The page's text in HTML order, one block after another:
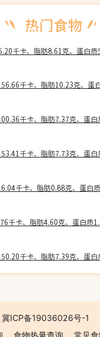
千卡、脂肪8.61克、蛋白
千卡、脂肪10.23克、蛋
千卡、脂肪7.37克、蛋
千卡、脂肪7.73克、蛋
千卡、脂肪0.88克、蛋白
千卡、脂肪4.60克、蛋白质
千卡、脂肪7.39克、蛋
千卡、脂肪4.64克、蛋白
冀ICP备19036026号-1